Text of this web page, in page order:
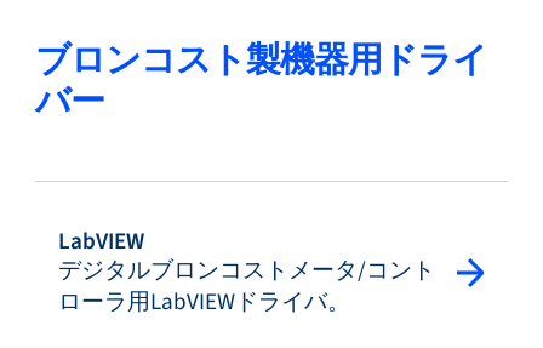
ブロンコスト製機器用ドライ
バー
LabVIEW
デジタルブロンコストメータ/コント
ローラ用LabVIEWドライバ。